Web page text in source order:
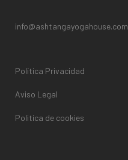
info@ashtangayogahouse.com
Política Privacidad
Aviso Legal
Politica de cookies